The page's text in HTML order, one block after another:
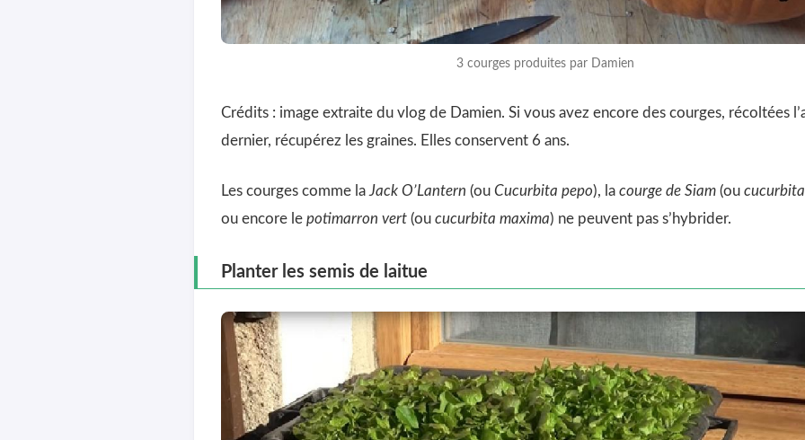
3 courges produites par Damien
Crédits : image extraite du vlog de Damien. Si vous avez encore des courges, récoltées
dernier, récupérez les graines. Elles conservent 6 ans.
Les courges comme la Jack O’Lantern (ou Cucurbita pepo), la courge de Siam(ou
ou encore le potimarron vert(ou cucurbita maxima) ne peuvent pas s’hybrider.
Planter les semis de laitue